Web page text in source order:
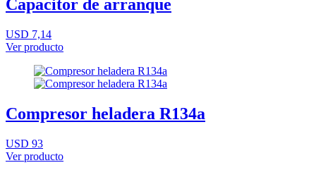
Capacitor de arranque
USD 7,14
Ver producto
Compresor heladera R134a
USD 93
Ver producto